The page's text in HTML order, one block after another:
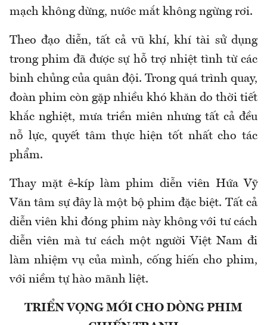
mạch không dừng, nước mắt không ngừng rơi.
Theo đạo diễn, tất cả vũ khí, khí tài sử dụng
trong phim đã được sự hỗ trợ nhiệt tình từ các
binh chủng của quân đội. Trong quá trình quay,
đoàn phim còn gặp nhiều khó khăn do thời tiết
khắc nghiệt, mưa triền miên nhưng tất cả đều
nỗ lực, quyết tâm thực hiện tốt nhất cho tác
phẩm.
Thay mặt ê-kíp làm phim diễn viên Hứa Vỹ
Văn tâm sự đây là một bộ phim đặc biệt. Tất cả
diễn viên khi đóng phim này không với tư cách
diễn viên mà tư cách một người Việt Nam đi
làm nhiệm vụ của mình, cống hiến cho phim,
với niềm tự hào mãnh liệt.
TRIỂN VỌNG MỚI CHO DÒNG PHIM